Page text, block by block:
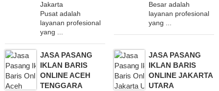
Jakarta
Pusat adalah
layanan profesional
yang ...
Besar adalah
layanan profesional
yang ...
JASA PASANG
IKLAN BARIS
ONLINE ACEH
TENGGARA
JASA PASANG
IKLAN BARIS
ONLINE JAKARTA
UTARA